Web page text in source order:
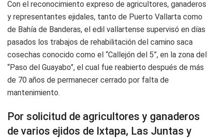
Con el reconocimiento expreso de agricultores, ganaderos
y representantes ejidales, tanto de Puerto Vallarta como
de Bahía de Banderas, el edil vallartense supervisó en días
pasados los trabajos de rehabilitación del camino saca
cosechas conocido como el “Callejón del 5”, en la zona del
“Paso del Guayabo”, el cual fue reabierto después de más
de 70 años de permanecer cerrado por falta de
mantenimiento.
Por solicitud de agricultores y ganaderos
de varios ejidos de Ixtapa, Las Juntas y